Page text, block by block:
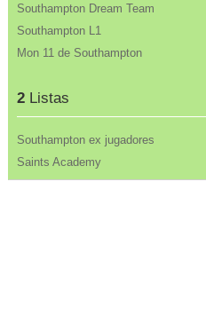
Southampton Dream Team
Southampton L1
Mon 11 de Southampton
2Listas
Southampton ex jugadores
Saints Academy